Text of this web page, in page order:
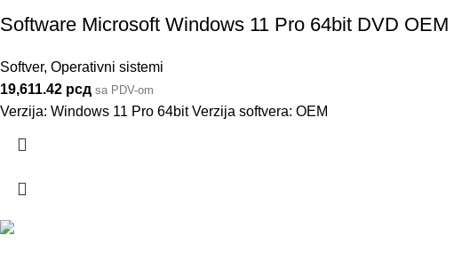
Software Microsoft Windows 11 Pro 64bit DVD
Softver, Operativni sistemi
19,611.42 рсд sa PDV-om
Verzija: Windows 11 Pro 64bit Verzija softvera: OEM